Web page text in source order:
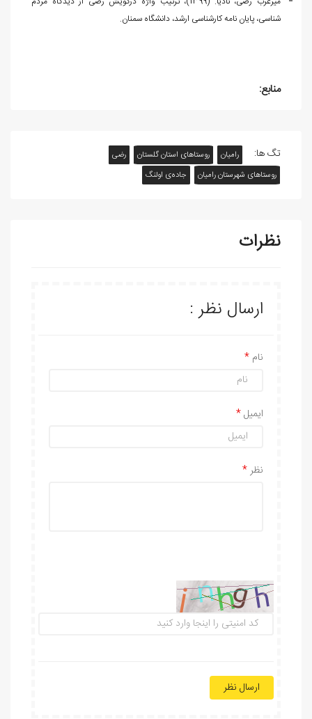
شناسی، پایان نامه کارشناسی ارشد، دانشگاه سمنان.
منابع:
تگ ها: رامیان روستاهای استان گلستان
رضی
روستاهای شهرستان رامیان
جاده‌ی اولنگ
نظرات
ارسال نظر :
نام
ایمیل
نظر
ارسال نظر